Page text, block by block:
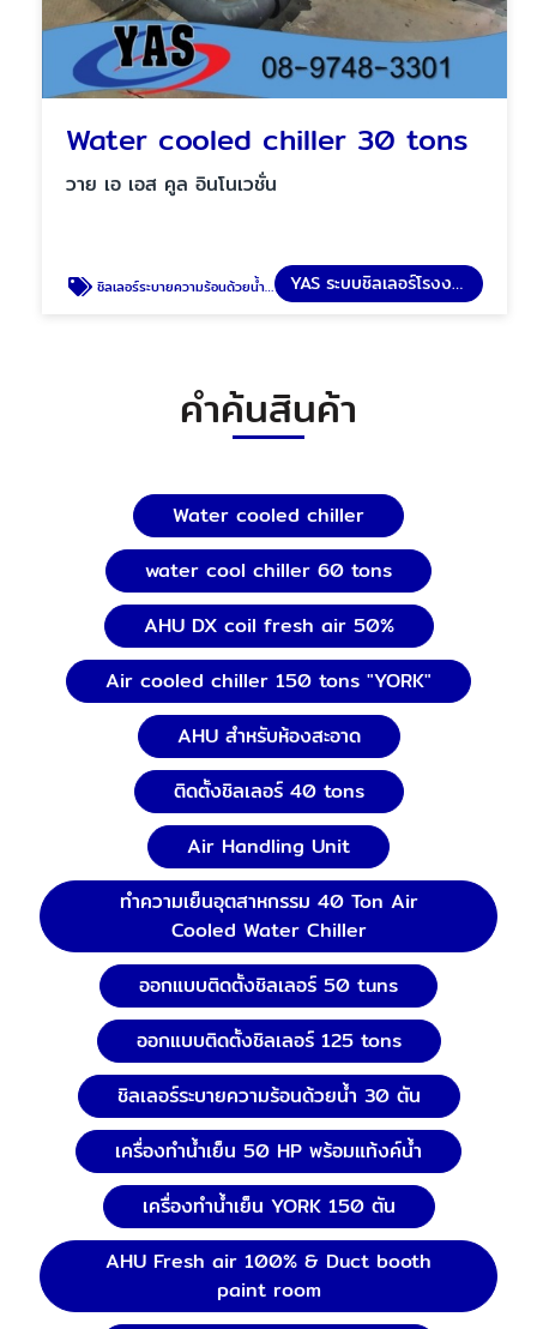
Water cooled chiller 30 tons
วาย เอ เอส คูล อินโนเวชั่น
ชิลเลอร์ระบายความร้อนด้วยน้ำ 30 ตัน YAS ระบบชิลเลอร์โรงงาน
คำค้นสินค้า
Water cooled chiller
water cool chiller 60 tons
AHU DX coil fresh air 50%
Air cooled chiller 150 tons "YORK"
AHU สำหรับห้องสะอาด
ติดตั้งชิลเลอร์ 40 tons
Air Handling Unit
ทำความเย็นอุตสาหกรรม 40 Ton Air
Cooled Water Chiller
ออกแบบติดตั้งชิลเลอร์ 50 tuns
ออกแบบติดตั้งชิลเลอร์ 125 tons
ชิลเลอร์ระบายความร้อนด้วยน้ำ 30 ตัน
เครื่องทำน้ำเย็น 50 HP พร้อมแท้งค์น้ำ
เครื่องทำน้ำเย็น YORK 150 ตัน
AHU Fresh air 100% & Duct booth
paint room